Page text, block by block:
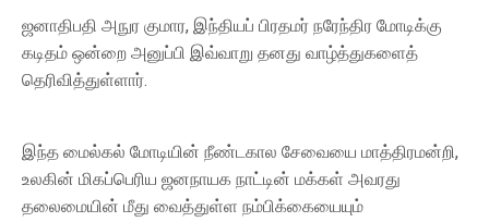
ஜனாதிபதி அநுர குமார, இந்தியப் பிரதமர் நரேந்திர மோடிக்கு
கடிதம் ஒன்றை அனுப்பி இவ்வாறு தனது வாழ்த்துகளைத்
தெரிவித்துள்ளார்.
இந்த மைல்கல் மோடியின் நீண்டகால சேவையை மாத்திரமன்றி,
உலகின் மிகப்பெரிய ஜனநாயக நாட்டின் மக்கள் அவரது
தலைமையின் மீது வைத்துள்ள நம்பிக்கையையும்